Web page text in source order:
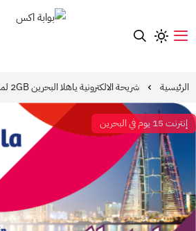
الرئيسية شريحة الالكترونية ياهلا البحرين 2GB لمدة 15 يوم
إنترنت 15 يوم في البحرين